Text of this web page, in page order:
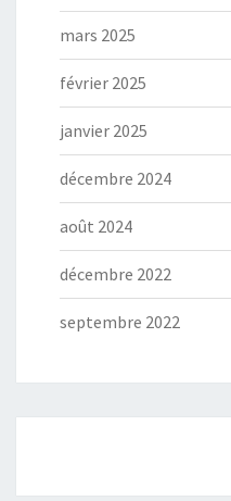
mars 2025
février 2025
janvier 2025
décembre 2024
août 2024
décembre 2022
septembre 2022